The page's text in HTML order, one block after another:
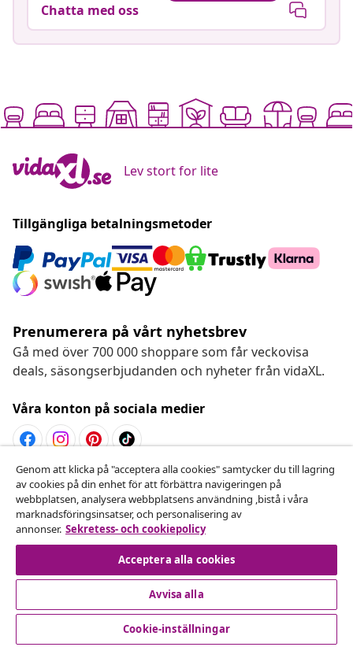
Chatta med oss
Lev stort for lite
Tillgängliga betalningsmetoder
Prenumerera på vårt nyhetsbrev
Gå med över 700 000 shoppare som får veckovisa
deals, säsongserbjudanden och nyheter från vidaXL.
Våra konton på sociala medier
Avbryta avtalet
Skicka in en begäran om uttag för din beställning.
Avbryta avtalet
Kundservice
Genom att klicka på "acceptera alla cookies" samtycker du till lagring
av cookies på din enhet för att förbättra navigeringen på
webbplatsen, analysera webbplatsens användning ,bistå i våra
marknadsföringsinsatser, och personalisering av
annonser. Sekretess- och cookiepolicy
Acceptera alla cookies
Avvisa alla
Cookie-inställningar